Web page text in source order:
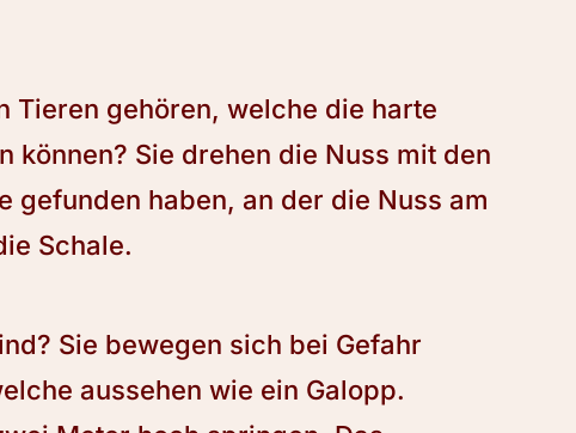
Tieren gehören, welche die harte
können? Sie drehen die Nuss mit den
gefunden haben, an der die Nuss am
Schale.
Sie bewegen sich bei Gefahr
aussehen wie ein Galopp.